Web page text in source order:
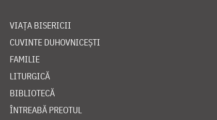
VIAȚA BISERICII
CUVINTE DUHOVNICEȘTI
FAMILIE
LITURGICĂ
BIBLIOTECĂ
ÎNTREABĂ PREOTUL